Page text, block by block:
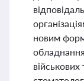
новим